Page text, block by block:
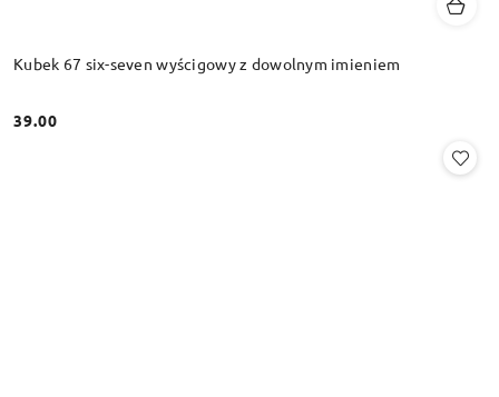
Kubek 67 six-seven wyścigowy z dowolnym imieniem
Cena:
39.00